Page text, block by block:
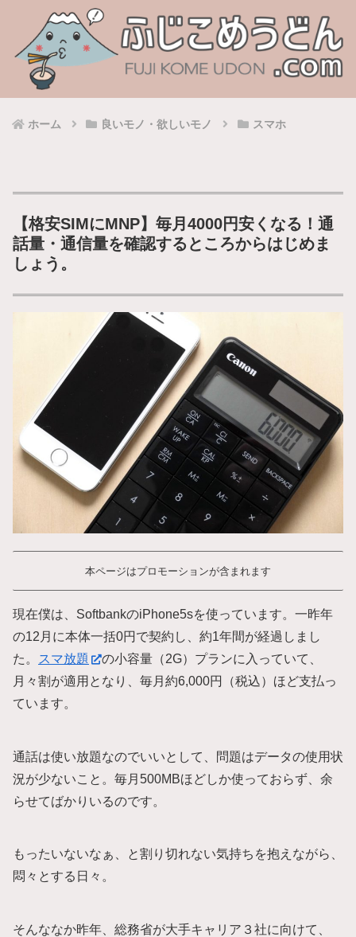
ホーム 良いモノ・欲しいモノ スマホ
【格安SIMにMNP】毎月4000円安くなる！通
話量・通信量を確認するところからはじめま
しょう。
本ページはプロモーションが含まれます
現在僕は、SoftbankのiPhone5sを使っています。一昨年
の12月に本体一括0円で契約し、約1年間が経過しまし
た。 スマ放題
の小容量（2G）プランに入っていて、
月々割が適用となり、毎月約6,000円（税込）ほど支払っ
ています。
通話は使い放題なのでいいとして、問題はデータの使用状
況が少ないこと。毎月500MBほどしか使っておらず、余
らせてばかりいるのです。
もったいないなぁ、と割り切れない気持ちを抱えながら、
悶々とする日々。
そんななか昨年、総務省が大手キャリア３社に向けて、